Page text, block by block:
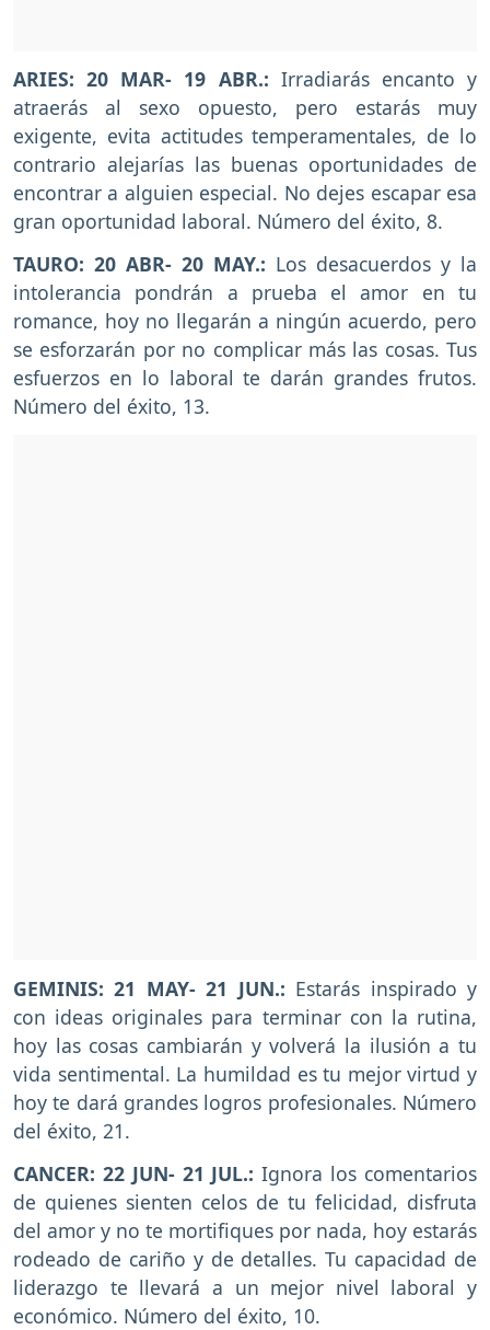
ARIES: 20 MAR- 19 ABR.: Irradiarás encanto y
atraerás al sexo opuesto, pero estarás muy
exigente, evita actitudes temperamentales, de lo
contrario alejarías las buenas oportunidades de
encontrar a alguien especial. No dejes escapar esa
gran oportunidad laboral. Número del éxito, 8.
TAURO: 20 ABR- 20 MAY.: Los desacuerdos y la
intolerancia pondrán a prueba el amor en tu
romance, hoy no llegarán a ningún acuerdo, pero
se esforzarán por no complicar más las cosas. Tus
esfuerzos en lo laboral te darán grandes frutos.
Número del éxito, 13.
GEMINIS: 21 MAY- 21 JUN.: Estarás inspirado y
con ideas originales para terminar con la rutina,
hoy las cosas cambiarán y volverá la ilusión a tu
vida sentimental. La humildad es tu mejor virtud y
hoy te dará grandes logros profesionales. Número
del éxito, 21.
CANCER: 22 JUN- 21 JUL.: Ignora los comentarios
de quienes sienten celos de tu felicidad, disfruta
del amor y no te mortifiques por nada, hoy estarás
rodeado de cariño y de detalles. Tu capacidad de
liderazgo te llevará a un mejor nivel laboral y
económico. Número del éxito, 10.